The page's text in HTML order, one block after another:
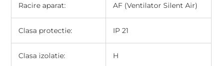
Racire aparat: AF (Ventilator Silent Air)
Clasa protectie: IP 21
Clasa izolatie: H